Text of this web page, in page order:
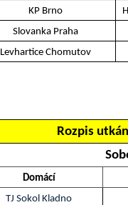
KP Brno
Slovanka Praha
Levhartice Chomutov
Rozpis
Domácí
TJ Sokol Kladno